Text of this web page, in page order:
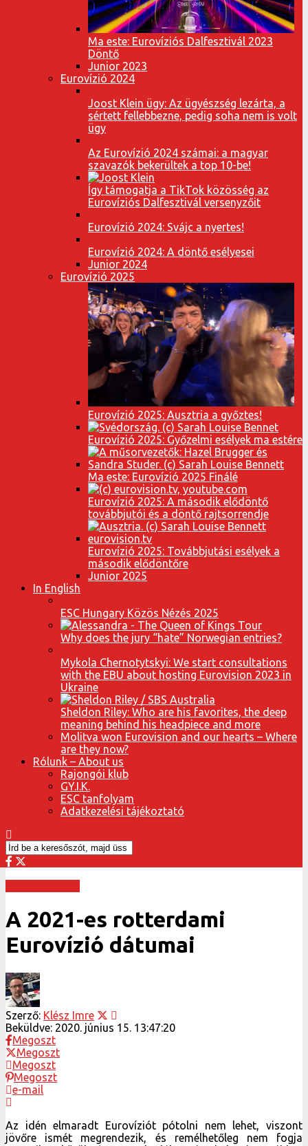
Ma este: Eurovíziós Dalfesztivál 2023
Döntő
Junior 2023
Eurovízió 2024
Joost Klein ügy: Az ügyészség lezárta, a
sértett fellebbezne, pedig soha nem is volt
ügy
Az Eurovízió 2024 számai: a magyar
szavazók bekerültek a top 10-be!
Így támogatja a TikTok közösség az
Eurovíziós Dalfesztivál versenyzőit
Eurovízió 2024: Svájc a nyertes!
Eurovízió 2024: A döntő esélyesei
Junior 2024
Eurovízió 2025
Eurovízió 2025: Ausztria a győztes!
Eurovízió 2025: Győzelmi esélyek ma estére
Ma este: Eurovízió 2025 Finálé
Eurovízió 2025: A második elődöntő
továbbjutói és a döntő rajtsorrendje
Eurovízió 2025: Továbbjutási esélyek a
második elődöntőre
Junior 2025
In English
ESC Hungary Közös Nézés 2025
Why does the jury “hate” Norwegian entries?
Mykola Chernotytskyi: We start consultations
with the EBU about hosting Eurovision 2023 in
Ukraine
Sheldon Riley: Who are his favorites, the deep
meaning behind his headpiece and more
Molitva won Eurovision and our hearts – Where
are they now?
Rólunk – About us
Rajongói klub
GY.I.K.
ESC tanfolyam
Adatkezelési tájékoztató
A 2021-es rotterdami
Eurovízió dátumai
Szerző: Klész Imre
Beküldve: 2020. június 15. 13:47:20
Megoszt
Megoszt
Megoszt
Megoszt
e-mail
Az idén elmaradt Eurovíziót pótolni nem lehet, viszont
jövőre ismét megrendezik, és remélhetőleg nem fogja